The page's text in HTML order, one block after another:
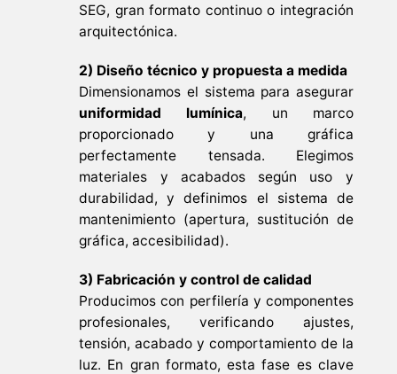
SEG, gran formato continuo o integración
arquitectónica.
2) Diseño técnico y propuesta a medida
Dimensionamos el sistema para asegurar
uniformidad lumínica, un marco
proporcionado y una gráfica
perfectamente tensada. Elegimos
materiales y acabados según uso y
durabilidad, y definimos el sistema de
mantenimiento (apertura, sustitución de
gráfica, accesibilidad).
3) Fabricación y control de calidad
Producimos con perfilería y componentes
profesionales, verificando ajustes,
tensión, acabado y comportamiento de la
luz. En gran formato, esta fase es clave